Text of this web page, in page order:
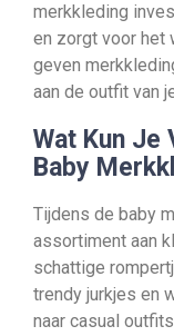
merkkleding
en zorgt voor het
geven
aan de outfit van
Wat Kun Je
Baby
Tijdens de baby
assortiment aan
schattige
trendy jurkjes en
naar casual